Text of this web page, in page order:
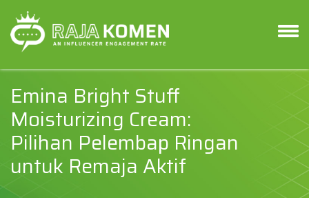
Emina Bright Stuff
Moisturizing Cream:
Pilihan Pelembap Ringan
untuk Remaja Aktif